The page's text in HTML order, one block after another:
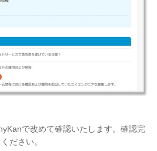
で改めて確認いたします。確認完
ださい。